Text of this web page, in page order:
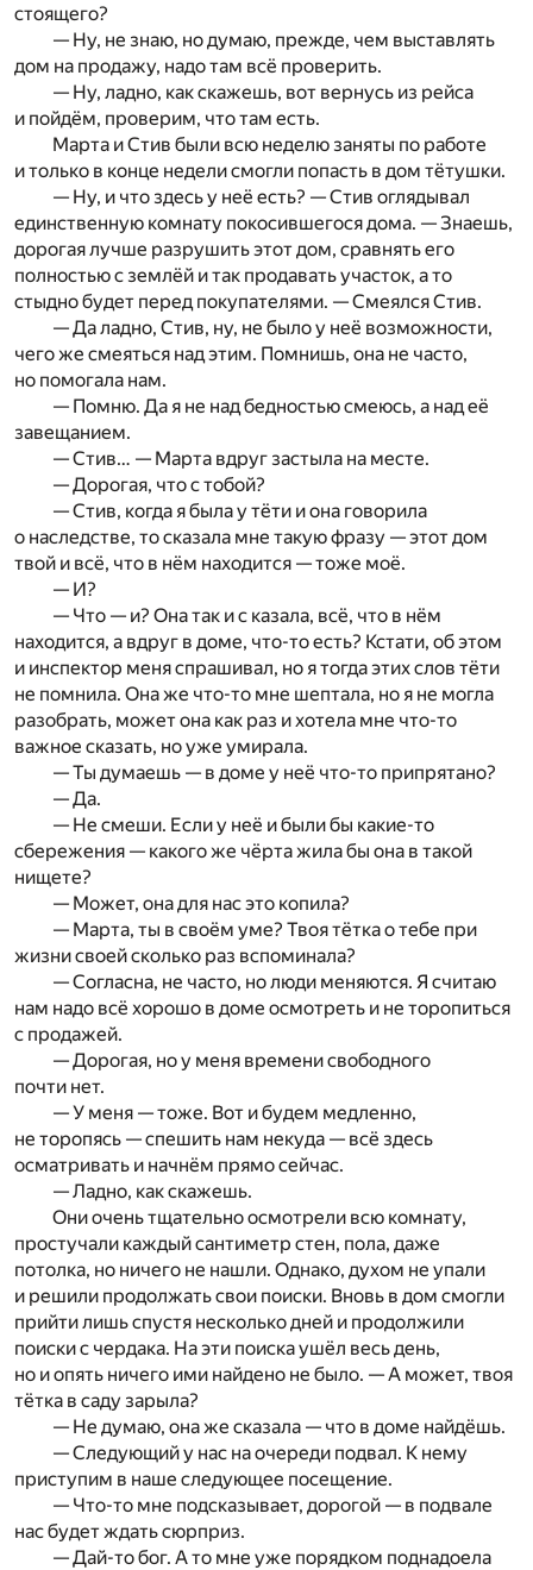
стоящего?
— Ну, не знаю, но думаю, прежде, чем выставлять
дом на продажу, надо там всё проверить.
— Ну, ладно, как скажешь, вот вернусь из рейса
и пойдём, проверим, что там есть.
Марта и Стив были всю неделю заняты по работе
и только в конце недели смогли попасть в дом тётушки.
— Ну, и что здесь у неё есть? — Стив оглядывал
единственную комнату покосившегося дома. — Знаешь,
дорогая лучше разрушить этот дом, сравнять его
полностью с землёй и так продавать участок, а то
стыдно будет перед покупателями. — Смеялся Стив.
— Да ладно, Стив, ну, не было у неё возможности,
чего же смеяться над этим. Помнишь, она не часто,
но помогала нам.
— Помню. Да я не над бедностью смеюсь, а над её
завещанием.
— Стив… — Марта вдруг застыла на месте.
— Дорогая, что с тобой?
— Стив, когда я была у тёти и она говорила
о наследстве, то сказала мне такую фразу — этот дом
твой и всё, что в нём находится — тоже моё.
— И?
— Что — и? Она так и с казала, всё, что в нём
находится, а вдруг в доме, что-то есть? Кстати, об этом
и инспектор меня спрашивал, но я тогда этих слов тёти
не помнила. Она же что-то мне шептала, но я не могла
разобрать, может она как раз и хотела мне что-то
важное сказать, но уже умирала.
— Ты думаешь — в доме у неё что-то припрятано?
— Да.
— Не смеши. Если у неё и были бы какие-то
сбережения — какого же чёрта жила бы она в такой
нищете?
— Может, она для нас это копила?
— Марта, ты в своём уме? Твоя тётка о тебе при
жизни своей сколько раз вспоминала?
— Согласна, не часто, но люди меняются. Я считаю
нам надо всё хорошо в доме осмотреть и не торопиться
с продажей.
— Дорогая, но у меня времени свободного
почти нет.
— У меня — тоже. Вот и будем медленно,
не торопясь — спешить нам некуда — всё здесь
осматривать и начнём прямо сейчас.
— Ладно, как скажешь.
Они очень тщательно осмотрели всю комнату,
простучали каждый сантиметр стен, пола, даже
потолка, но ничего не нашли. Однако, духом не упали
и решили продолжать свои поиски. Вновь в дом смогли
прийти лишь спустя несколько дней и продолжили
поиски с чердака. На эти поиска ушёл весь день,
но и опять ничего ими найдено не было. — А может, твоя
тётка в саду зарыла?
— Не думаю, она же сказала — что в доме найдёшь.
— Следующий у нас на очереди подвал. К нему
приступим в наше следующее посещение.
— Что-то мне подсказывает, дорогой — в подвале
нас будет ждать сюрприз.
— Дай-то бог. А то мне уже порядком поднадоела